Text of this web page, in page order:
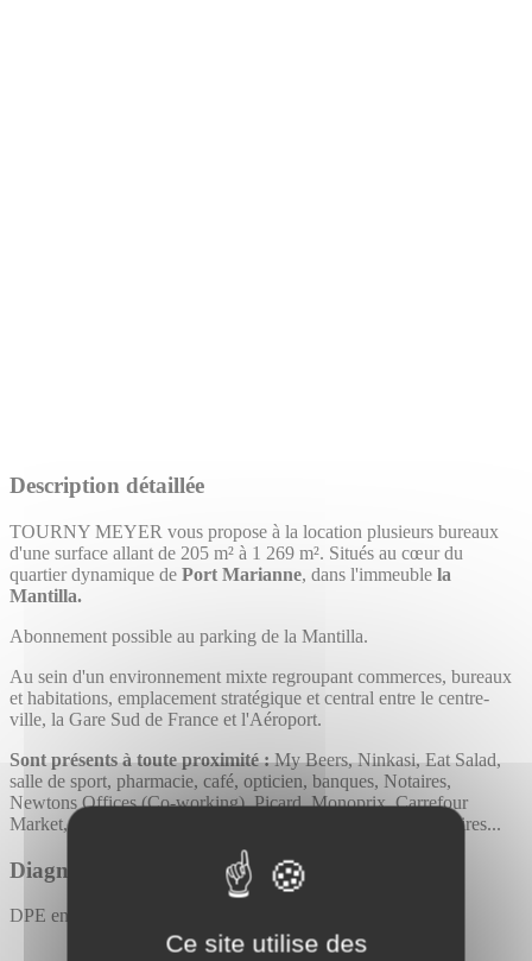
Ce site utilise des
Description détaillée
TOURNY MEYER vous propose à la location plusieurs bureaux
d'une surface allant de 205 m² à 1 269 m². Situés au cœur du
quartier dynamique de Port Marianne, dans l'immeuble la
Mantilla.
Abonnement possible au parking de la Mantilla.
Au sein d'un environnement mixte regroupant commerces, bureaux
et habitations, emplacement stratégique et central entre le centre-
ville, la Gare Sud de France et l'Aéroport.
Sont présents à toute proximité :My Beers, Ninkasi, Eat Salad,
salle de sport, pharmacie, café, opticien, banques, Notaires,
Newtons Offices (Co-working), Picard, Monoprix, Carrefour
Market, restaurants, tabac et de nombreuses entreprises tertiaires...
Diagnostic de performance énergétique
DPE en cours.